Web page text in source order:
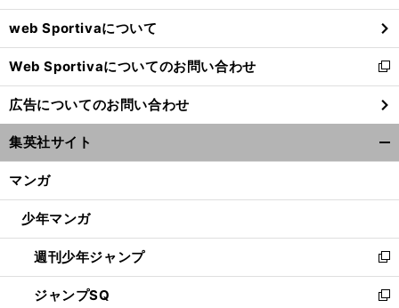
ウ
で
開
く
web Sportivaについて
Web Sportivaについてのお問い合わせ
新
し
い
ウ
ィ
ン
ウ
開
く
広告についてのお問い合わせ
集英社サイト
マンガ
少年マンガ
週刊少年ジャンプ
新
し
い
ジャンプSQ
新